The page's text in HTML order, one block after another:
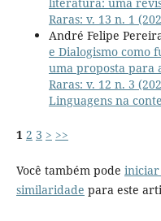
Raras: v. 13 n. 1
André Felipe
e Dialogismo como
uma proposta para
Raras: v. 12 n. 3
Linguagens na
1 2 3 > >>
Você também pode iniciar
similaridade para este